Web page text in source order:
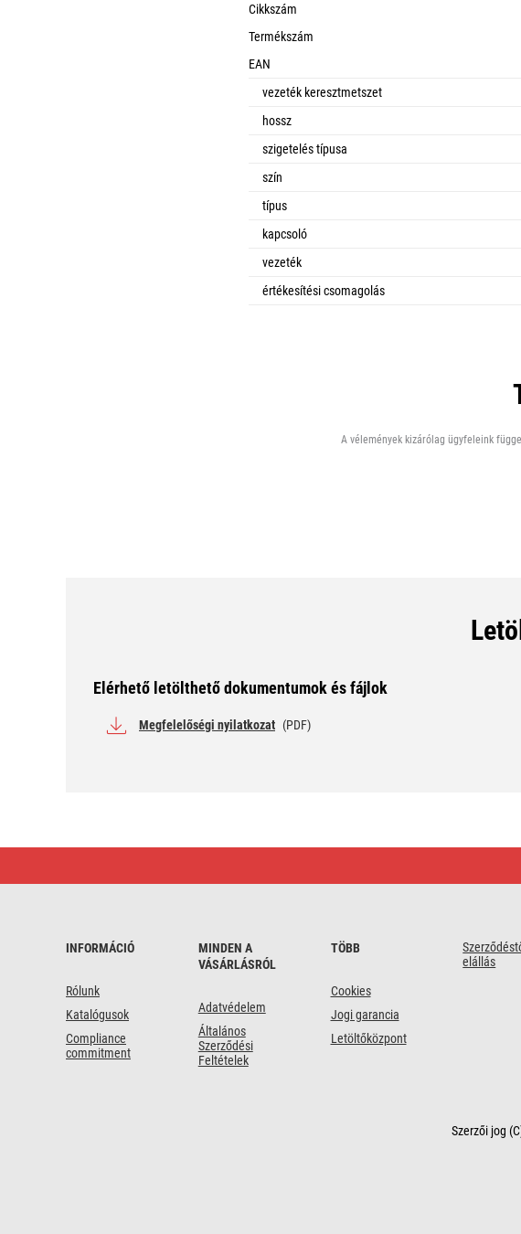
Cikkszám
Termékszám
EAN
vezeték keresztmetszet
hossz
szigetelés típusa
szín
típus
kapcsoló
vezeték
értékesítési csomagolás
A vélemények kizárólag ügyfeleink
Elérhető letölthető dokumentumok és fájlok
Megfelelőségi nyilatkozat (PDF)
gumi/neoprén
INFORMÁCIÓ
Rólunk
Katalógusok
Compliance
commitment
MINDEN A
VÁSÁRLÁSRÓL
Adatvédelem
Általános
Szerződési
Feltételek
TÖBB
Cookies
Jogi garancia
Letöltőközpont
elállás
Szerzői jog